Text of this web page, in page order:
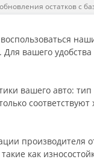
ILINK
Joyroad
Kapsen
Kumho
Lassa
г.
остатков с
вашего
вашего авто: тип
соответствуют
производителя
как